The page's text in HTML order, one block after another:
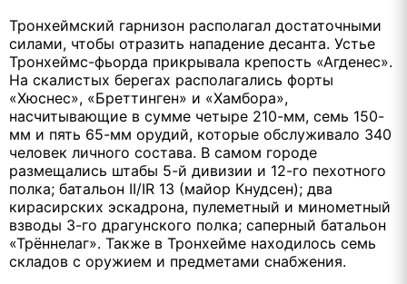
Тронхеймский гарнизон располагал достаточными
силами, чтобы отразить нападение десанта. Устье
Тронхеймс-фьорда прикрывала крепость «Агденес».
На скалистых берегах располагались форты
«Хюснес», «Бреттинген» и «Хамбора»,
насчитывающие в сумме четыре 210-мм, семь 150-
мм и пять 65-мм орудий, которые обслуживало 340
человек личного состава. В самом городе
размещались штабы 5-й дивизии и 12-го пехотного
полка; батальон II/IR 13 (майор Кнудсен); два
кирасирских эскадрона, пулеметный и минометный
взводы 3-го драгунского полка; саперный батальон
«Трённелаг». Также в Тронхейме находилось семь
складов с оружием и предметами снабжения.